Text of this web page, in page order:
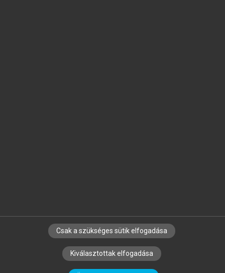
SZERZŐKNEK CÉGEKNEK KÖNYVTÁROSOKNAK
SZERKESZTÉSI ÉS LEKTORÁLÁSI ALAPELVEK
Csak a szükséges sütik elfogadása
Kiválasztottak elfogadása